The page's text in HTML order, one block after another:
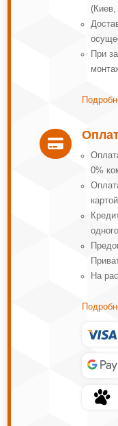
При

0%
картой
На